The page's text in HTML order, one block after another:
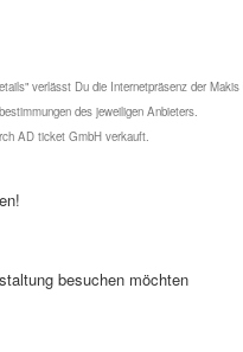
verlässt Du die Internetpräsenz der Makis
des jeweiligen Anbieters.
AD ticket GmbH verkauft.
besuchen möchten